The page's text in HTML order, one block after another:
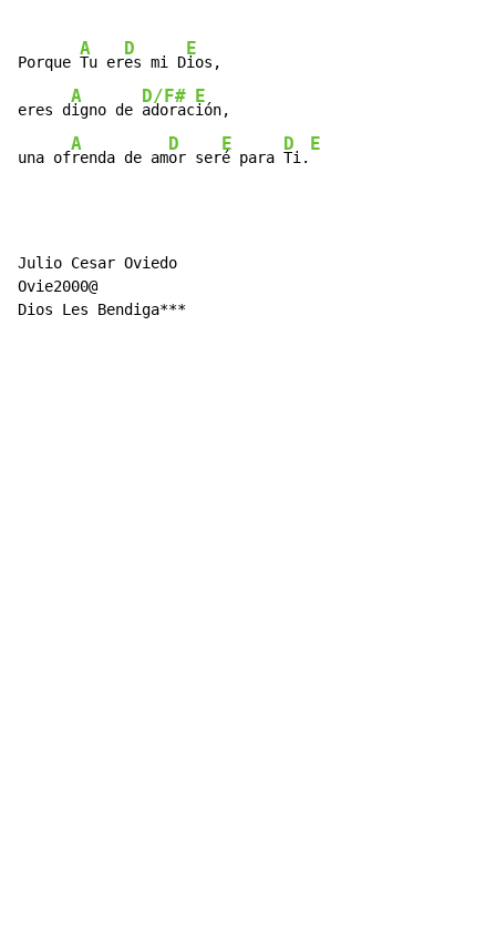
Porque
A
Tu er
D
es mi D
E
ios,
eres d
A
igno de
D/F#
adorac
E
ión,
una of
A
renda de am
D
or ser
E
é para
D
Ti.
E
Julio Cesar Oviedo
Ovie2000@
Dios Les Bendiga***